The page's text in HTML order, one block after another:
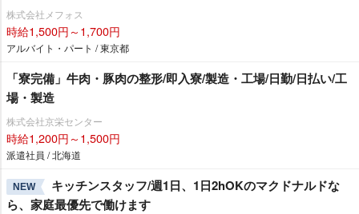
株式会社メフォス
時給1,500円～1,700円
アルバイト・パート / 東京都
「寮完備」牛肉・豚肉の整形/即入寮/製造・工場/日勤/日払い/工
場・製造
株式会社京栄センター
時給1,200円～1,500円
派遣社員 / 北海道
NEW
キッチンスタッフ/週1日、1日2hOKのマクドナルドな
ら、家庭最優先で働けます